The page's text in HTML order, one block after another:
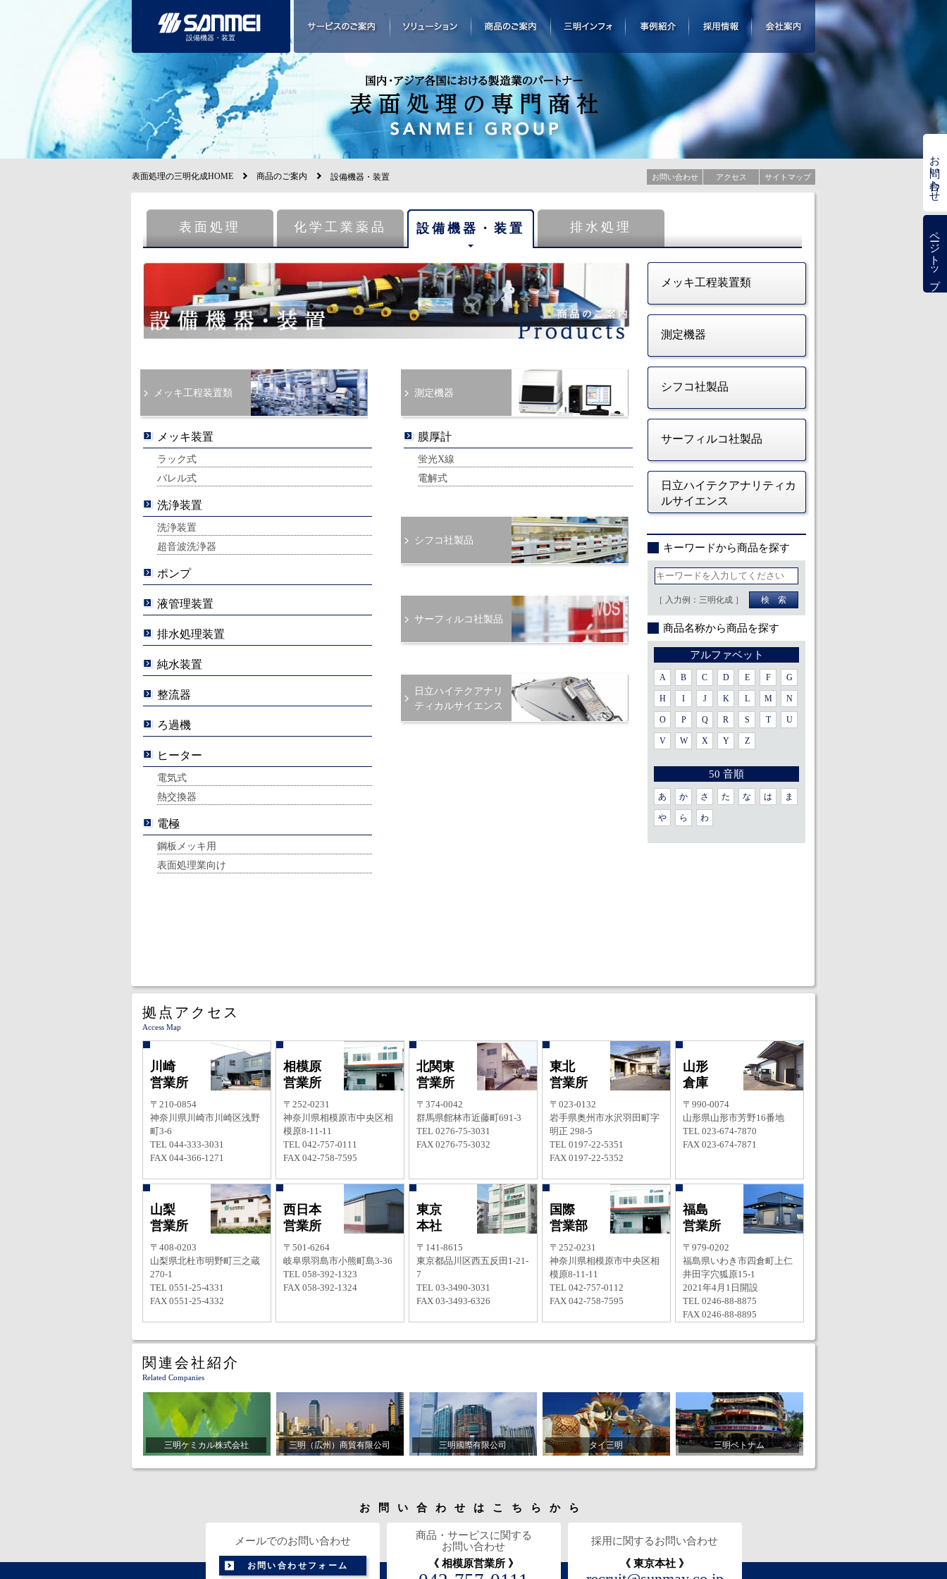
設備機器・装置
表面処理の三明化成HOME 商品のご案内 設備機器・装置
表面処理 化学工業薬品 設備機器・装置 排水処理
メッキ工程装置類
メッキ装置
ラック式
バレル式
洗浄装置
洗浄装置
超音波洗浄器
ポンプ
液管理装置
排水処理装置
純水装置
整流器
ろ過機
ヒーター
電気式
熱交換器
電極
鋼板メッキ用
表面処理業向け
測定機器
膜厚計
蛍光X線
電解式
シフコ社製品
サーフィルコ社製品
日立ハイテクアナリ
ティカルサイエンス
メッキ工程装置類
測定機器
シフコ社製品
サーフィルコ社製品
日立ハイテクアナリティカ
ルサイエンス
キーワードから商品を探す
［ 入力例：三明化成 ］
商品名称から商品を探す
アルファベット
A B C D E F G
H I J K L M N
O P Q R S T U
V W X Y Z
50 音順
あ か さ た な は ま
や ら わ
拠点アクセス
Access Map
川崎
営業所
〒210-0854
神奈川県川崎市川崎区浅野
町3-6
TEL 044-333-3031
FAX 044-366-1271
相模原
営業所
〒252-0231
神奈川県相模原市中央区相
模原8-11-11
TEL 042-757-0111
FAX 042-758-7595
北関東
営業所
〒374-0042
群馬県館林市近藤町691-3
TEL 0276-75-3031
FAX 0276-75-3032
東北
営業所
〒023-0132
岩手県奥州市水沢羽田町字
明正 298-5
TEL 0197-22-5351
FAX 0197-22-5352
山形
倉庫
〒990-0074
山形県山形市芳野16番地
TEL 023-674-7870
FAX 023-674-7871
山梨
営業所
〒408-0203
山梨県北杜市明野町三之蔵
270-1
TEL 0551-25-4331
FAX 0551-25-4332
西日本
営業所
〒501-6264
岐阜県羽島市小熊町島3-36
TEL 058-392-1323
FAX 058-392-1324
東京
本社
〒141-8615
東京都品川区西五反田1-21-
7
TEL 03-3490-3031
FAX 03-3493-6326
国際
営業部
〒252-0231
神奈川県相模原市中央区相
模原8-11-11
TEL 042-757-0112
FAX 042-758-7595
福島
営業所
〒979-0202
福島県いわき市四倉町上仁
井田字穴狐原15-1
2021年4月1日開設
TEL 0246-88-8875
FAX 0246-88-8895
関連会社紹介
Related Companies
三明ケミカル株式会社 三明（広州）商貿有限公司 三明國際有限公司 タイ三明 三明ベトナム
お問い合わせはこちらから
メールでのお問い合わせ
お問い合わせフォーム
商品・サービスに関する
お問い合わせ
《 相模原営業所 》
採用に関するお問い合わせ
《 東京本社 》
ページトップ
お問い合わせ
お問い合わせ アクセス サイトマップ